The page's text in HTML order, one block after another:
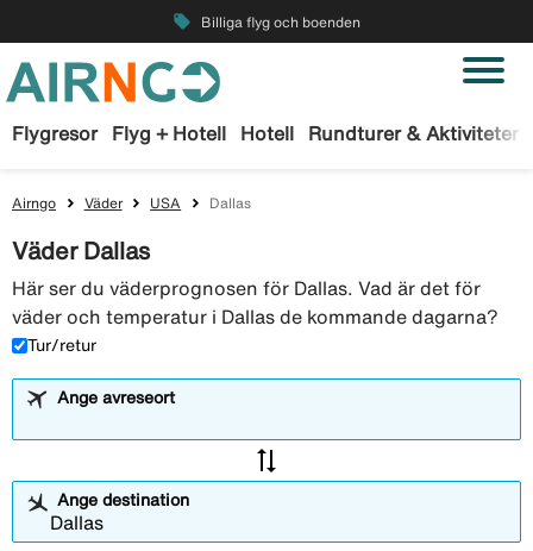
local_offer Billiga flyg och boenden
Flygresor Flyg + Hotell Hotell Rundturer & Aktiviteter
Airngo Väder USA Dallas
Väder Dallas
Här ser du väderprognosen för Dallas. Vad är det för
väder och temperatur i Dallas de kommande dagarna?
Tur/retur
Ange avreseort
sync_alt
Ange destination